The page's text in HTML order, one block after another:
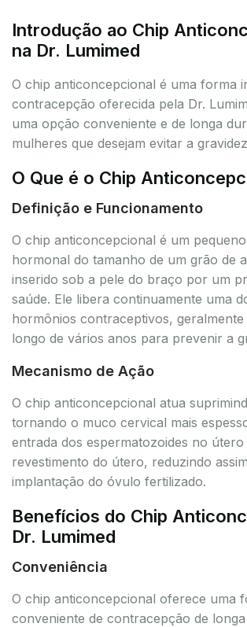
Introdução ao Chip
na Dr. Lumimed
O chip anticoncepcional é uma forma
contracepção oferecida pela Dr.
uma opção conveniente e de longa
mulheres que desejam evitar a
O Que é o Chip
Definição e Funcionamento
O chip anticoncepcional é um
hormonal do tamanho de um grão de
inserido sob a pele do braço por um
saúde. Ele libera continuamente uma
hormônios contraceptivos,
longo de vários anos para prevenir a
Mecanismo de Ação
O chip anticoncepcional atua
tornando o muco cervical mais
entrada dos espermatozoides no
revestimento do útero, reduzindo
implantação do óvulo fertilizado.
Benefícios do Chip
Dr. Lumimed
Conveniência
O chip anticoncepcional oferece uma
conveniente de contracepção de